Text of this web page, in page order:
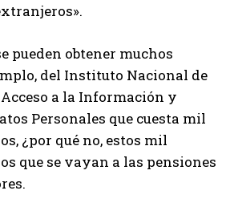
pueden obtener muchos
del Instituto Nacional de
a la Información y
Personales que cuesta mil
¿por qué no, estos mil
que se vayan a las pensiones